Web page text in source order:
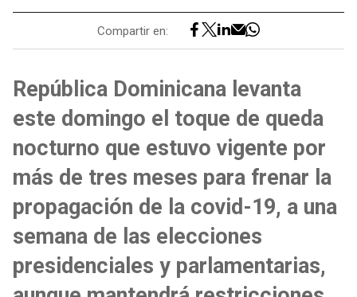
Compartir en:
República Dominicana levanta
este domingo el toque de queda
nocturno que estuvo vigente por
más de tres meses para frenar la
propagación de la covid-19, a una
semana de las elecciones
presidenciales y parlamentarias,